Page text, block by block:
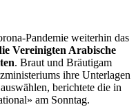
Pandemie weiterhin das
Vereinigten Arabische
. Braut und Bräutigam
ihre Unterlagen
berichtete die in
am Sonntag.